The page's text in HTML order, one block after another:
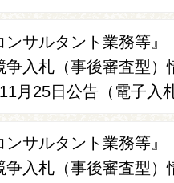
ンサルタント業務等』
争入札（事後審査型
月25日公告（電子入
ンサルタント業務等』
争入札（事後審査型